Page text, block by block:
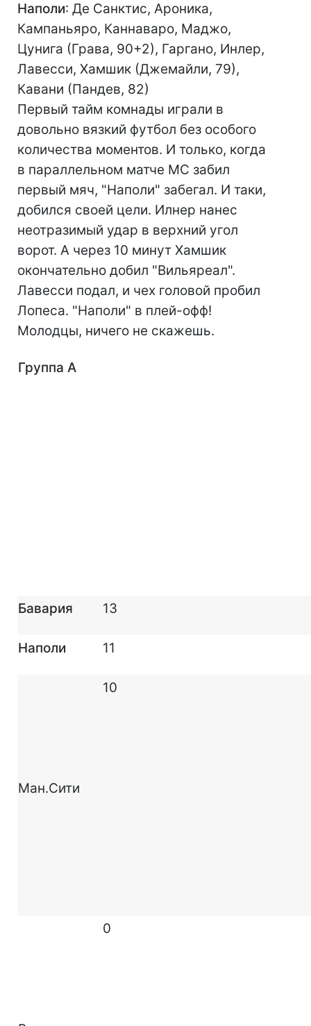
Наполи: Де Санктис, Ароника,
Кампаньяро, Каннаваро, Маджо,
Цунига (Грава, 90+2), Гаргано, Инлер,
Лавесси, Хамшик (Джемайли, 79),
Кавани (Пандев, 82)
Первый тайм комнады играли в
довольно вязкий футбол без особого
количества моментов. И только, когда
в параллельном матче МС забил
первый мяч, "Наполи" забегал. И таки,
добился своей цели. Илнер нанес
неотразимый удар в верхний угол
ворот. А через 10 минут Хамшик
окончательно добил "Вильяреал".
Лавесси подал, и чех головой пробил
Лопеса. "Наполи" в плей-офф!
Молодцы, ничего не скажешь.
Группа A
Бавария 13
Наполи 11
Ман.Сити
10
0